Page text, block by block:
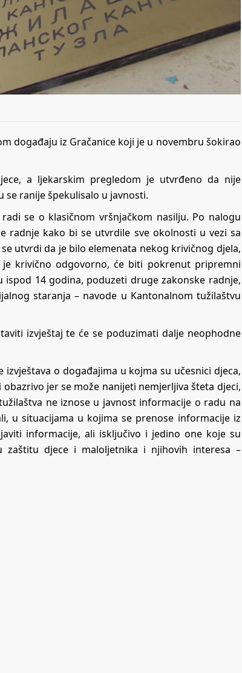
događaju iz Gračanice koji je u novembru šokirao
a ljekarskim pregledom je utvrđeno da nije
se ranije špekulisalo u javnosti.
se o klasičnom vršnjačkom nasilju. Po nalogu
radnje kako bi se utvrdile sve okolnosti u vezi sa
utvrdi da je bilo elemenata nekog krivičnog djela,
krivično odgovorno, će biti pokrenut pripremni
14 godina, poduzeti druge zakonske radnje,
staranja – navode u Kantonalnom tužilaštvu
izvještaj te će se poduzimati dalje neophodne
o događajima u kojma su učesnici djeca,
jer se može nanijeti nemjerljiva šteta djeci,
ne iznose u javnost informacije o radu na
u situacijama u kojima se prenose informacije iz
informacije, ali isključivo i jedino one koje su
djece i maloljetnika i njihovih interesa –